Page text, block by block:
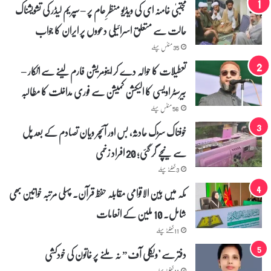
ع
ق
ا
د
مجتبیٰ خامنہ ای کی ویڈیو منظرِ عام پر – سپریم لیڈر کی تشویشناک
حالت سے متعلق اسرائیلی دعووں پر ایران کا جواب
35 منٹس پہلے
تعطیلات کا حوالہ دے کر اینومریشن فارم لینے سے انکار –
بیرسٹر اویسی کا الیکشن کمیشن سے فوری مداخلت کا مطالبہ
56 منٹس پہلے
خوفناک سڑک حادثہ، بس اور آئچر ویان تصادم کے بعد پل
سے نیچے گر گئی؛ 20 افراد زخمی
3 گھنٹے پہلے
مکہ میں بین الاقوامی مقابلہ حفظ قرآن۔ پہلی مرتبہ خواتین بھی
شامل۔ 10 ملین کے انعامات
11 گھنٹے پہلے
دفتر سے "ویکلی آف” نہ ملنے پر خاتون کی خودکشی